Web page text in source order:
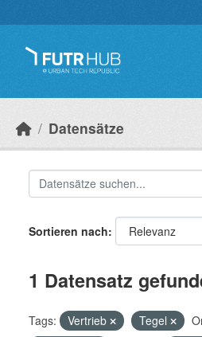
Datensätze
Sortieren nach
1 Datensatz
Tags: Vertrieb Tegel